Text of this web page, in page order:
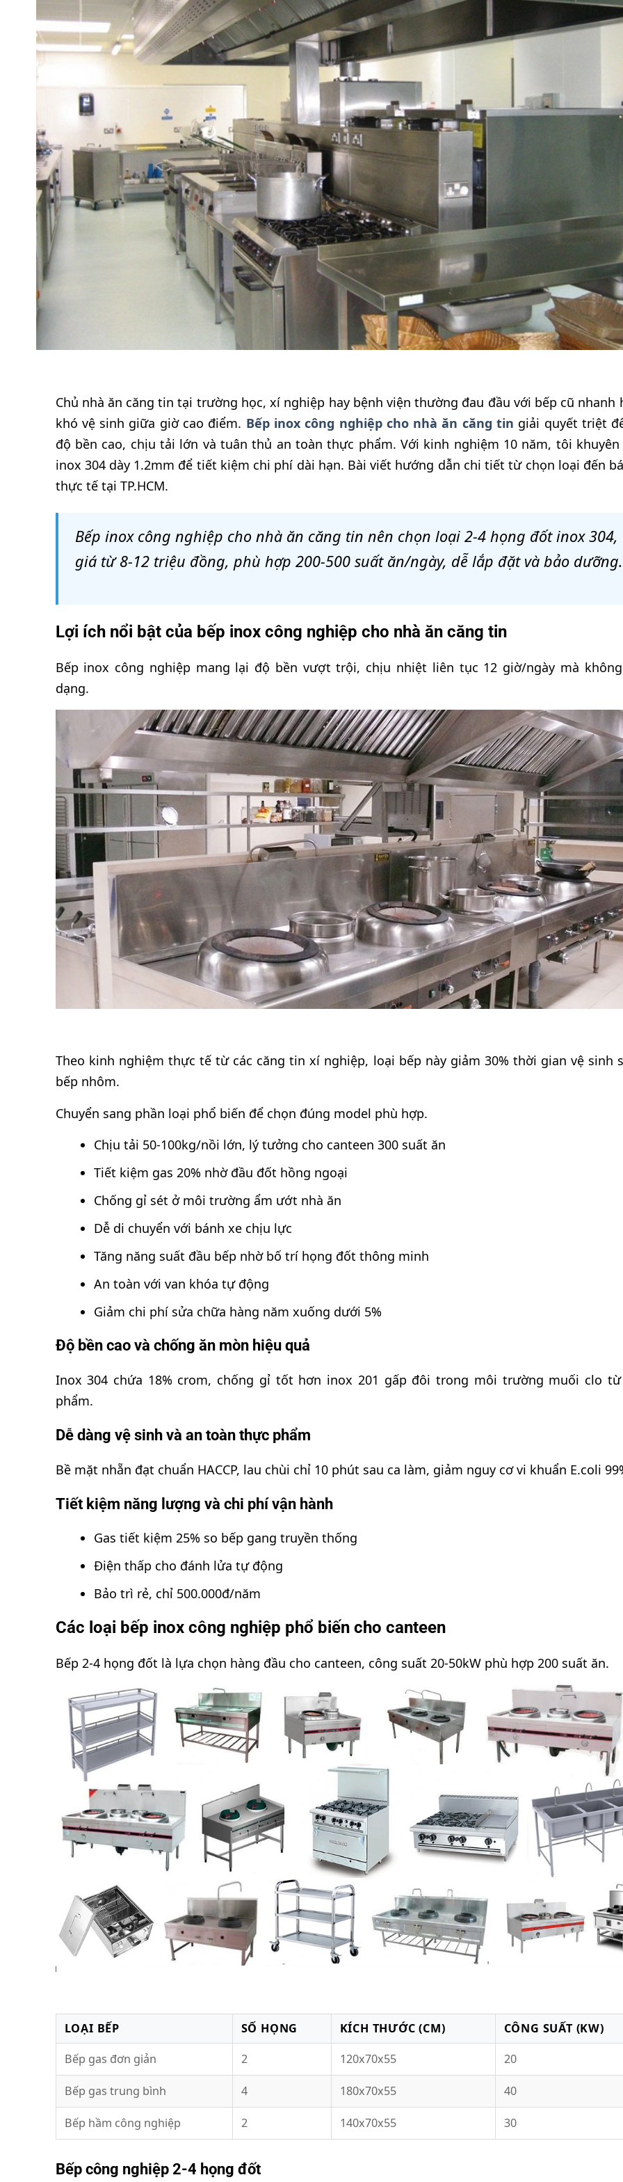
Chủ nhà ăn căng tin tại trường học, xí nghiệp hay bệnh viện thường đau đầu với bếp cũ nhanh
khó vệ sinh giữa giờ cao điểm. Bếp inox công nghiệp cho nhà ăn căng tin giải quyết triệt
độ bền cao, chịu tải lớn và tuân thủ an toàn thực phẩm. Với kinh nghiệm 10 năm, tôi khuyên
inox 304 dày 1.2mm để tiết kiệm chi phí dài hạn. Bài viết hướng dẫn chi tiết từ chọn loại đến
thực tế tại TP.HCM.
Bếp inox công nghiệp cho nhà ăn căng tin nên chọn loại 2-4 họng đốt inox 304,
giá từ 8-12 triệu đồng, phù hợp 200-500 suất ăn/ngày, dễ lắp đặt và bảo dưỡng.
Lợi ích nổi bật của bếp inox công nghiệp cho nhà ăn căng tin
Bếp inox công nghiệp mang lại độ bền vượt trội, chịu nhiệt liên tục 12 giờ/ngày mà
dạng.
Theo kinh nghiệm thực tế từ các căng tin xí nghiệp, loại bếp này giảm 30% thời gian vệ sinh
bếp nhôm.
Chuyển sang phần loại phổ biến để chọn đúng model phù hợp.
Chịu tải 50-100kg/nồi lớn, lý tưởng cho canteen 300 suất ăn
Tiết kiệm gas 20% nhờ đầu đốt hồng ngoại
Chống gỉ sét ở môi trường ẩm ướt nhà ăn
Dễ di chuyển với bánh xe chịu lực
Tăng năng suất đầu bếp nhờ bố trí họng đốt thông minh
An toàn với van khóa tự động
Giảm chi phí sửa chữa hàng năm xuống dưới 5%
Độ bền cao và chống ăn mòn hiệu quả
Inox 304 chứa 18% crom, chống gỉ tốt hơn inox 201 gấp đôi trong môi trường muối clo
phẩm.
Dễ dàng vệ sinh và an toàn thực phẩm
Bề mặt nhẵn đạt chuẩn HACCP, lau chùi chỉ 10 phút sau ca làm, giảm nguy cơ vi khuẩn E.coli
Tiết kiệm năng lượng và chi phí vận hành
Gas tiết kiệm 25% so bếp gang truyền thống
Điện thấp cho đánh lửa tự động
Bảo trì rẻ, chỉ 500.000đ/năm
Các loại bếp inox công nghiệp phổ biến cho canteen
Bếp 2-4 họng đốt là lựa chọn hàng đầu cho canteen, công suất 20-50kW phù hợp 200 suất ăn.
LOẠI BẾP SỐ HỌNG KÍCH THƯỚC (CM)
CÔNG SUẤT (KW)
Bếp gas đơn giản
2 120x70x55 20
Bếp gas trung bình 4 180x70x55 40
Bếp hầm công nghiệp 2 140x70x55 30
Bếp công nghiệp 2-4 họng đốt